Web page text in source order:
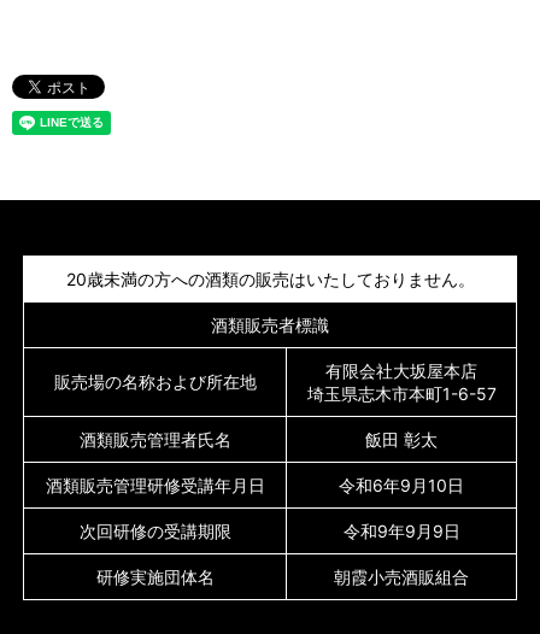
20歳未満の方への酒類の販売はいたしておりません。
酒類販売者標識
販売場の名称および所在地
有限会社大坂屋本店
埼玉県志木市本町1-6-57
酒類販売管理者氏名 飯田 彰太
酒類販売管理研修受講年月日 令和6年9月10日
次回研修の受講期限 令和9年9月9日
研修実施団体名 朝霞小売酒販組合